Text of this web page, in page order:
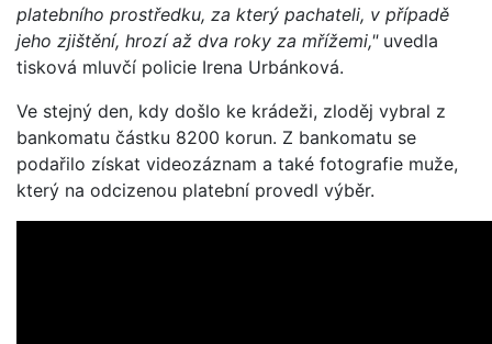
platebního prostředku, za který pachateli, v případě
jeho zjištění, hrozí až dva roky za mřížemi," uvedla
tisková mluvčí policie Irena Urbánková.
Ve stejný den, kdy došlo ke krádeži, zloděj vybral z
bankomatu částku 8200 korun. Z bankomatu se
podařilo získat videozáznam a také fotografie muže,
který na odcizenou platební provedl výběr.